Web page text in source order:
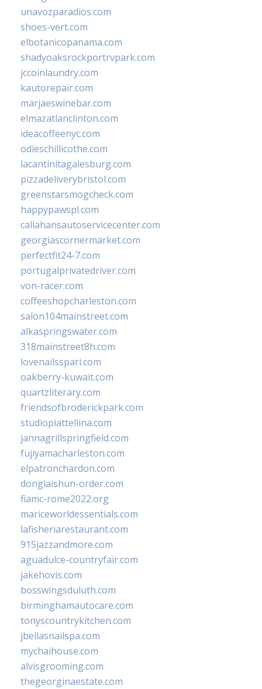
unavozparadios.com
shoes-vert.com
elbotanicopanama.com
shadyoaksrockportrvpark.com
jccoinlaundry.com
kautorepair.com
marjaeswinebar.com
elmazatlanclinton.com
ideacoffeenyc.com
odieschillicothe.com
lacantinitagalesburg.com
pizzadeliverybristol.com
greenstarsmogcheck.com
happypawspl.com
callahansautoservicecenter.com
georgiascornermarket.com
perfectfit24-7.com
portugalprivatedriver.com
von-racer.com
coffeeshopcharleston.com
salon104mainstreet.com
alkaspringswater.com
318mainstreet8h.com
lovenailsspari.com
oakberry-kuwait.com
quartzliterary.com
friendsofbroderickpark.com
studiopiattellina.com
jannagrillspringfield.com
fujiyamacharleston.com
elpatronchardon.com
donglaishun-order.com
fiamc-rome2022.org
mariceworldessentials.com
lafisheriarestaurant.com
915jazzandmore.com
aguadulce-countryfair.com
jakehovis.com
bosswingsduluth.com
birminghamautocare.com
tonyscountrykitchen.com
jbellasnailspa.com
mychaihouse.com
alvisgrooming.com
thegeorginaestate.com